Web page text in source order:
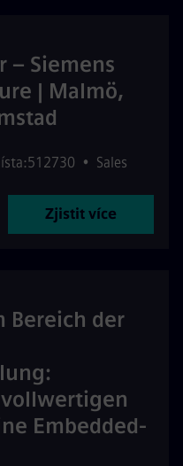
– Siemens
| Malmö,
• Sales
Zjistit více
Bereich der
Embedded-